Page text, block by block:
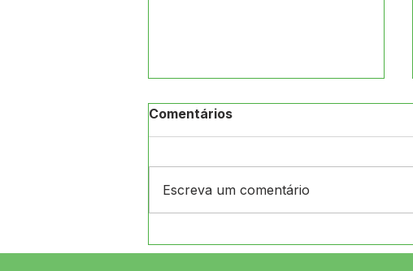
Namorados!
Comentários
Escreva um comentário